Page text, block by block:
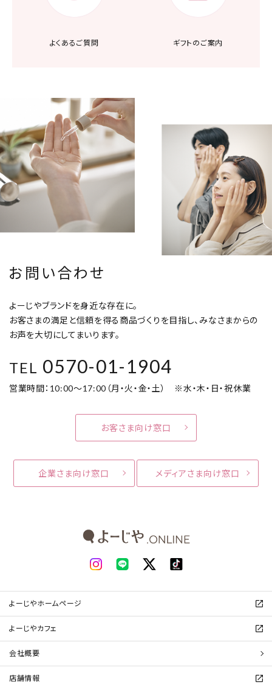
よくあるご質問 ギフトのご案内
お問い合わせ
よーじやブランドを身近な存在に。
お客さまの満足と信頼を得る商品づくりを目指し、みなさまからの
お声を大切にしてまいります。
TEL 0570-01-1904
営業時間：10:00～17:00（月・火・金・土） ※水・木・日・祝休業
お客さま向け窓口
企業さま向け窓口 メディアさま向け窓口
よーじやホームページ
よーじやカフェ
会社概要
店舗情報